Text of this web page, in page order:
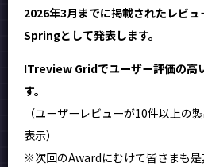
2026年3月までに掲載されたレビ
Springとして発表します。
ITreview Gridでユーザー評価の高
す。
（ユーザーレビューが10件以上の
表示）
※次回のAwardにむけて皆さまも